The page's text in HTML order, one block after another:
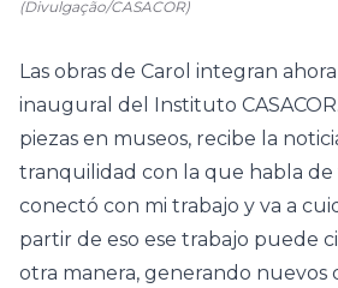
(Divulgação/CASACOR)
Las obras de Carol integran
inaugural del Instituto
piezas en museos, recibe la
tranquilidad con la que habla de
conectó con mi trabajo y va a
partir de eso ese trabajo puede
otra manera, generando nuevos